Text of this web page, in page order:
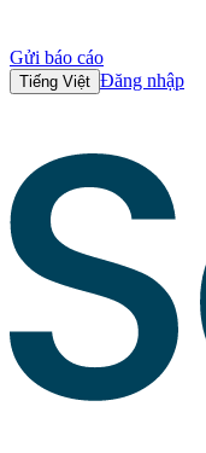
Gửi báo cáo
Tiếng Việt Đăng nhập